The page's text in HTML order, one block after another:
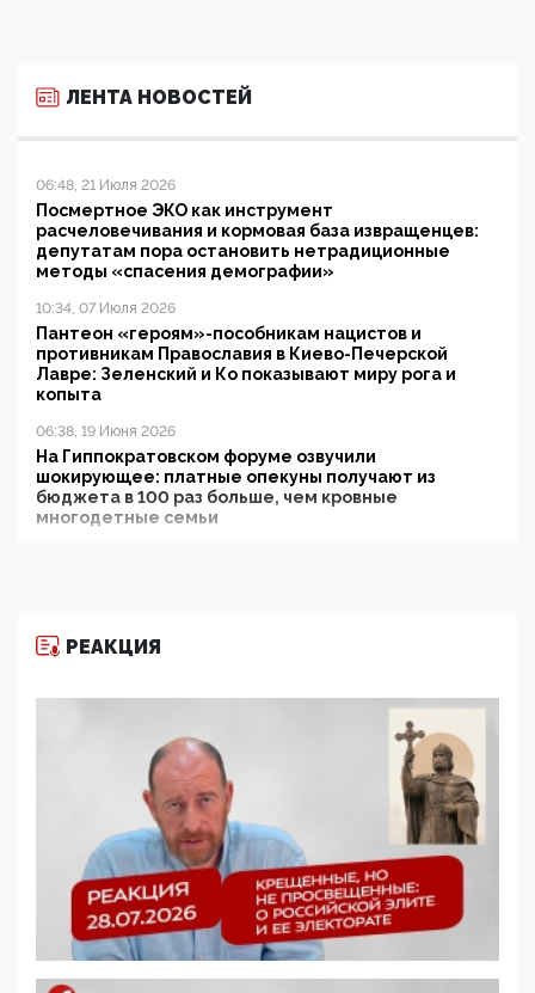
ЛЕНТА НОВОСТЕЙ
06:48, 21 Июля 2026
Посмертное ЭКО как инструмент
расчеловечивания и кормовая база извращенцев:
депутатам пора остановить нетрадиционные
методы «спасения демографии»
10:34, 07 Июля 2026
Пантеон «героям»-пособникам нацистов и
противникам Православия в Киево-Печерской
Лавре: Зеленский и Ко показывают миру рога и
копыта
06:38, 19 Июня 2026
На Гиппократовском форуме озвучили
шокирующее: платные опекуны получают из
бюджета в 100 раз больше, чем кровные
многодетные семьи
11:53, 09 Июня 2026
деятельность ИИТО ЮНЕСКО в России, но
цифроглобалисты продолжают определять
повестку в образовании
09:43, 01 Июня 2026
5G за счет здоровья граждан: Минцифры намерено
отобрать у регионов и муниципалитетов право
защищать жилые дома и социальные объекты от
05:58, 26 Мая 2026
Роскомнадзор освободили от борца с
деструктивным и опасным контентом
07:39, 25 Мая 2026
РЕАКЦИЯ